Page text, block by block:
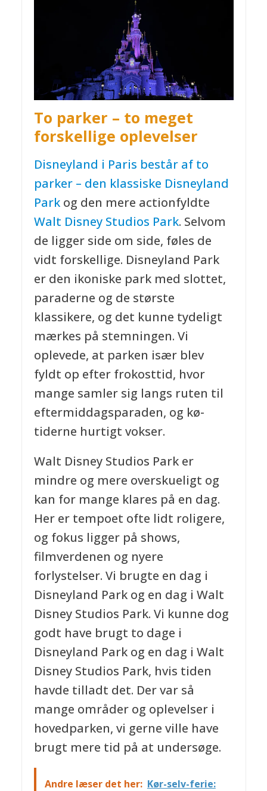
To parker – to meget
forskellige oplevelser
Disneyland i Paris består af to
parker – den klassiske Disneyland
Parkog den mere actionfyldte
Walt Disney Studios Park. Selvom
de ligger side om side, føles de
vidt forskellige. Disneyland Park
er den ikoniske park med slottet,
paraderne og de største
klassikere, og det kunne tydeligt
mærkes på stemningen. Vi
oplevede, at parken især blev
fyldt op efter frokosttid, hvor
mange samler sig langs ruten til
eftermiddagsparaden, og kø-
tiderne hurtigt vokser.
Walt Disney Studios Park er
mindre og mere overskueligt og
kan for mange klares på en dag.
Her er tempoet ofte lidt roligere,
og fokus ligger på shows,
filmverdenen og nyere
forlystelser. Vi brugte en dag i
Disneyland Park og en dag i Walt
Disney Studios Park. Vi kunne dog
godt have brugt to dage i
Disneyland Park og en dag i Walt
Disney Studios Park, hvis tiden
havde tilladt det. Der var så
mange områder og oplevelser i
hovedparken, vi gerne ville have
brugt mere tid på at undersøge.
Andre læser det her: Kør-selv-ferie: